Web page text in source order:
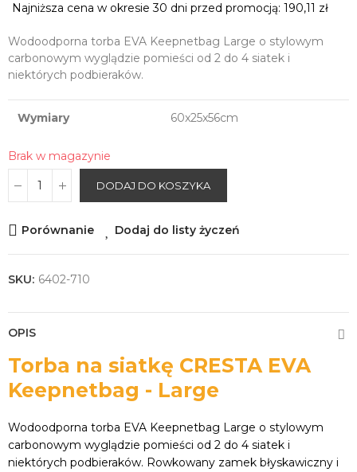
Najniższa cena w okresie 30 dni przed promocją: 190,11 zł
Wodoodporna torba EVA Keepnetbag Large o stylowym
carbonowym wyglądzie pomieści od 2 do 4 siatek i
niektórych podbieraków.
Wymiary 60x25x56cm
Brak w magazynie
DODAJ DO KOSZYKA
Porównanie Dodaj do listy życzeń
SKU: 6402-710
OPIS
Torba na siatkę CRESTA EVA
Keepnetbag - Large
Wodoodporna torba EVA Keepnetbag Large o stylowym
carbonowym wyglądzie pomieści od 2 do 4 siatek i
niektórych podbieraków. Rowkowany zamek błyskawiczny i